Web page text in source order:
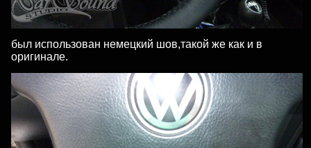
был использован немецкий шов,такой же как и в
оригинале.